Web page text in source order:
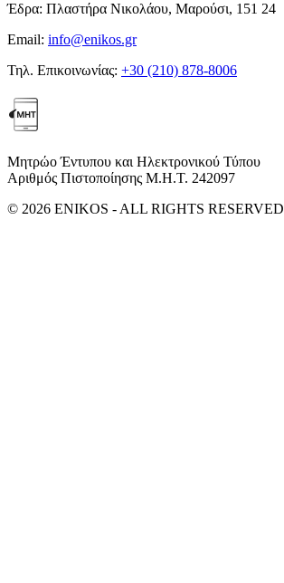
Έδρα: Πλαστήρα Νικολάου, Μαρούσι, 151 24
Email: info@enikos.gr
Τηλ. Επικοινωνίας: +30 (210) 878-8006
Μητρώο Έντυπου και Ηλεκτρονικού Τύπου
Αριθμός Πιστοποίησης Μ.Η.Τ. 242097
© 2026 ENIKOS - ALL RIGHTS RESERVED